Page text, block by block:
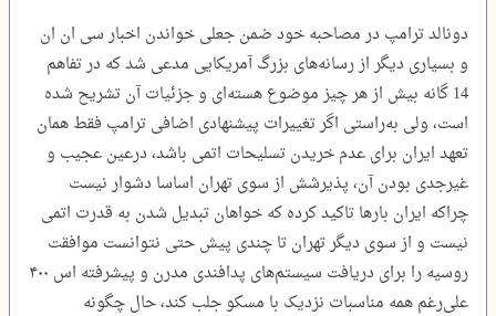
دونالد ترامپ در مصاحبه خود ضمن جعلی خواندن اخبار سی ان ان
و بسیاری دیگر از رسانه‌های بزرگ آمریکایی مدعی شد که در تفاهم
14 گانه بیش از هر چیز موضوع هسته‌ای و جزئیات آن تشریح شده
است، ولی به‌راستی اگر تغییرات پیشنهادی اضافی ترامپ فقط همان
تعهد ایران برای عدم خریدن تسلیحات اتمی باشد، درعین عجیب و
غیرجدی بودن آن، پذیرشش از سوی تهران اساسا دشوار نیست
چراکه ایران بارها تاکید کرده که خواهان تبدیل شدن به قدرت اتمی
نیست و از سوی دیگر تهران تا چندی پیش حتی نتوانست موافقت
روسیه را برای دریافت سیستم‌های پدافندی مدرن و پیشرفته اس ۴۰۰
علی‌رغم همه مناسبات نزدیک با مسکو جلب کند، حال چگونه